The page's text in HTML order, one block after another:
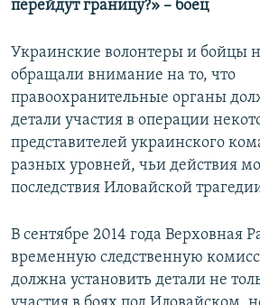
перейдут границу?» – боец
Украинские волонтеры и бойцы
обращали внимание на то, что
правоохранительные органы
детали участия в операции
представителей украинского
разных уровней, чьи действия
последствия Иловайской
В сентябре 2014 года Верховная
временную следственную
должна установить детали не